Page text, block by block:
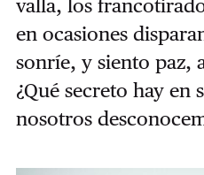
valla, los
en ocasiones
sonríe, y siento paz,
¿Qué secreto hay en
nosotros